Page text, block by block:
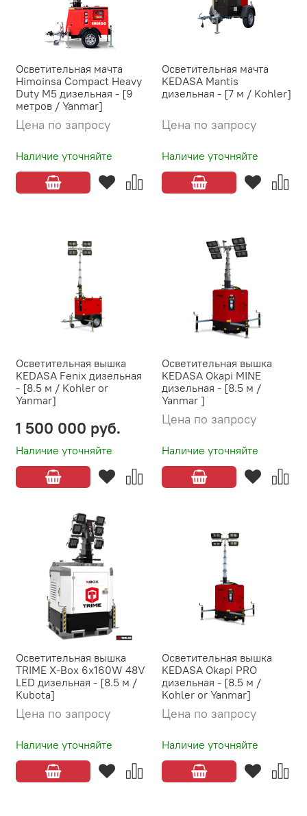
Осветительная мачта
Himoinsa Compact Heavy
Duty M5 дизельная - [9
метров / Yanmar]
Наличие уточняйте
Цена по запросу
Осветительная мачта
KEDASA Mantis
дизельная - [7 м / Kohler]
Наличие уточняйте
Цена по запросу
Осветительная вышка
KEDASA Fenix дизельная
- [8.5 м / Kohler or
Yanmar]
Наличие уточняйте
1 500 000 руб.
Осветительная вышка
KEDASA Okapi MINE
дизельная - [8.5 м /
Yanmar ]
Наличие уточняйте
Цена по запросу
Осветительная вышка
TRIME X-Box 6x160W 48V
LED дизельная - [8.5 м /
Kubota]
Наличие уточняйте
Цена по запросу
Осветительная вышка
KEDASA Okapi PRO
дизельная - [8.5 м /
Kohler or Yanmar]
Наличие уточняйте
Цена по запросу